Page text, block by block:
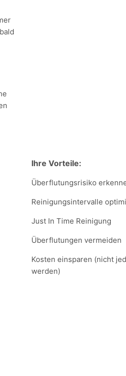
Ihre Vorteile:
Überflutungsrisiko
Reinigungsintervalle
Just In Time Reinigung
Überflutungen vermeiden
Kosten einsparen (nicht
werden)